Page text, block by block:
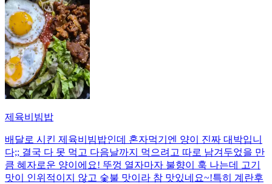
제육비빔밥
배달로 시킨 제육비빔밥인데 혼자먹기엔 양이 진짜 대박입니
다;; 결국 다 못 먹고 다음날까지 먹으려고 따로 남겨두었을 만
큼 혜자로운 양이에요! 뚜껑 열자마자 불향이 훅 나는데 고기
맛이 인위적이지 않고 숯불 맛이라 참 맛있네요~!특히 계란후